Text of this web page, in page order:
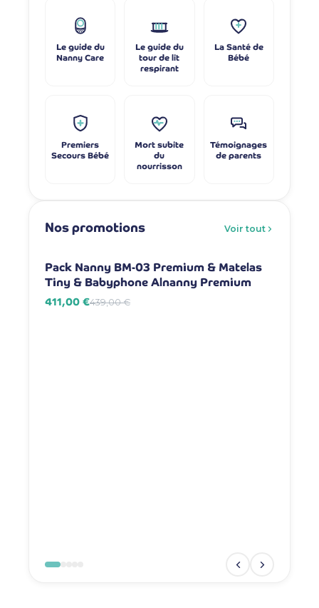
Le guide du
Nanny Care
Le guide du
tour de lit
respirant
La Santé de
Bébé
Premiers
Secours Bébé
Mort subite
du
nourrisson
Témoignages
de parents
Nos promotions Voir tout
Pack Nanny BM-03 Premium & Matelas
Tiny & Babyphone Alnanny Premium
411,00 €439,00 €